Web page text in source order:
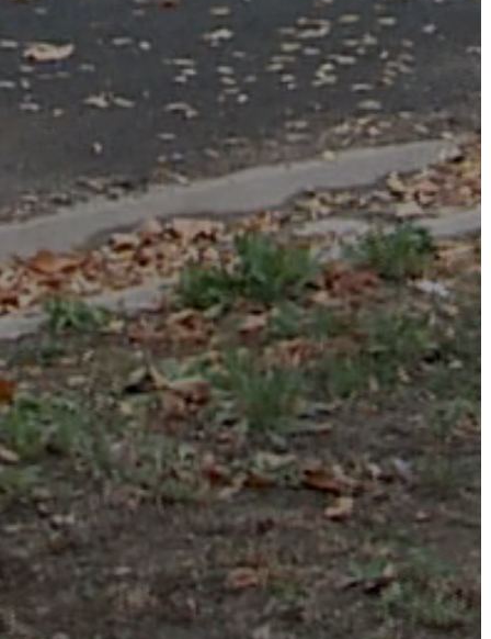
FEJLESZTÉSEK
KÖRNYEZETVÉDELEM
TELEPÜLÉSRENDEZÉS
STRATÉGIÁK
ÉS
KONCEPCIÓK
BEJELENTŐ
VÁROSHÁZA